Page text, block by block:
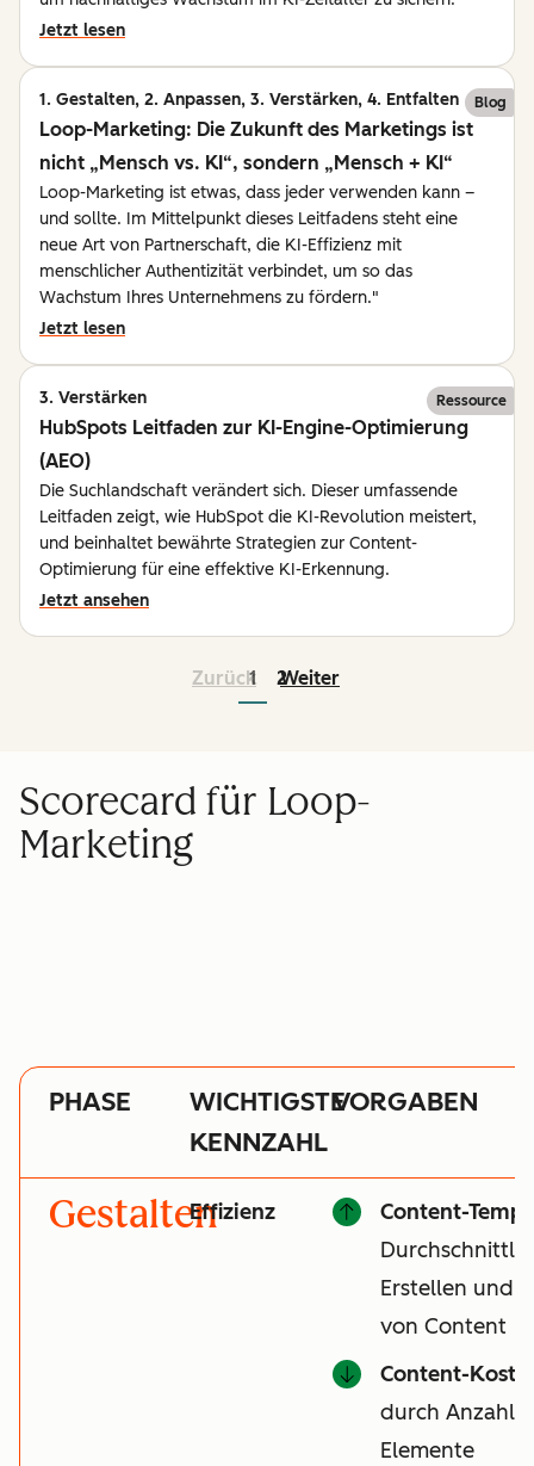
Jetzt lesen
1. Gestalten, 2. Anpassen, 3. Verstärken, 4. Entfalten Blog
Loop-Marketing: Die Zukunft des Marketings ist
nicht „Mensch vs. KI“, sondern „Mensch + KI“
Loop-Marketing ist etwas, dass jeder verwenden kann –
und sollte. Im Mittelpunkt dieses Leitfadens steht eine
neue Art von Partnerschaft, die KI-Effizienz mit
menschlicher Authentizität verbindet, um so das
Wachstum Ihres Unternehmens zu fördern."
Jetzt lesen
3. Verstärken Ressource
HubSpots Leitfaden zur KI-Engine-Optimierung
(AEO)
Die Suchlandschaft verändert sich. Dieser umfassende
Leitfaden zeigt, wie HubSpot die KI-Revolution meistert,
und beinhaltet bewährte Strategien zur Content-
Optimierung für eine effektive KI-Erkennung.
Jetzt ansehen
Zurück
1 2Weiter
Scorecard für Loop-
Marketing
PHASE
WICHTIGSTE
KENNZAHL
VORGABEN
GestaltenEffizienz
Content-
Erstellen und
von Content
Content-
durch Anzahl
Elemente